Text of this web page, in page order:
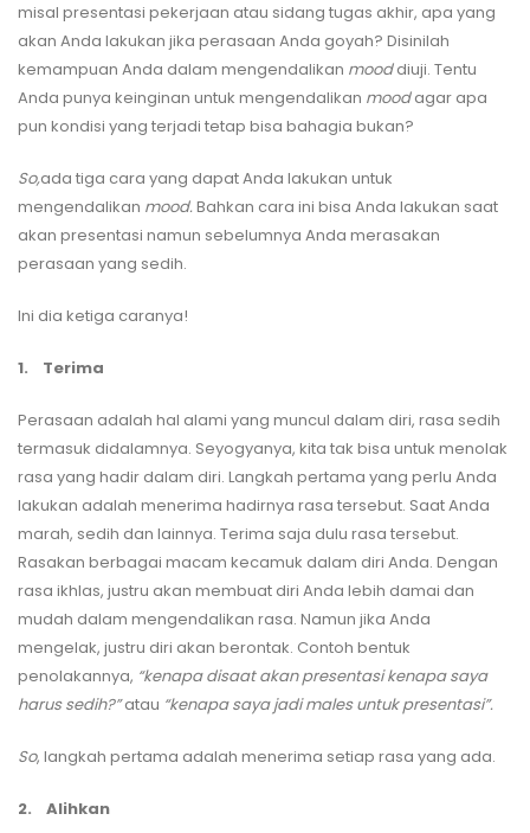
misal presentasi pekerjaan atau sidang tugas akhir, apa yang
akan Anda lakukan jika perasaan Anda goyah? Disinilah
kemampuan Anda dalam mengendalikan mooddiuji. Tentu
Anda punya keinginan untuk mengendalikan moodagar apa
pun kondisi yang terjadi tetap bisa bahagia bukan?
So,ada tiga cara yang dapat Anda lakukan untuk
mengendalikan mood.Bahkan cara ini bisa Anda lakukan saat
akan presentasi namun sebelumnya Anda merasakan
perasaan yang sedih.
Ini dia ketiga caranya!
1. Terima
Perasaan adalah hal alami yang muncul dalam diri, rasa sedih
termasuk didalamnya. Seyogyanya, kita tak bisa untuk menolak
rasa yang hadir dalam diri. Langkah pertama yang perlu Anda
lakukan adalah menerima hadirnya rasa tersebut. Saat Anda
marah, sedih dan lainnya. Terima saja dulu rasa tersebut.
Rasakan berbagai macam kecamuk dalam diri Anda. Dengan
rasa ikhlas, justru akan membuat diri Anda lebih damai dan
mudah dalam mengendalikan rasa. Namun jika Anda
mengelak, justru diri akan berontak. Contoh bentuk
penolakannya, “kenapa disaat akan presentasi kenapa saya
harus sedih?”atau “kenapa saya jadi males untuk presentasi”.
So, langkah pertama adalah menerima setiap rasa yang ada.
2. Alihkan